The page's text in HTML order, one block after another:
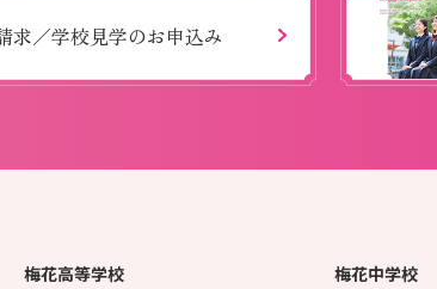
求／学校見学のお申込み
梅花高等学校
梅花中学校